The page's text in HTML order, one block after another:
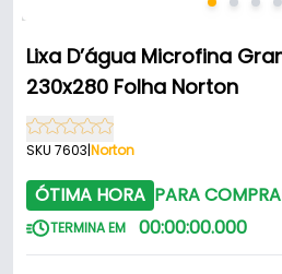
Lixa D’água Microfina
230x280 Folha Norton
SKU 7603|Norton
ÓTIMA HORA PARA
TERMINA EM 00:00:00.000